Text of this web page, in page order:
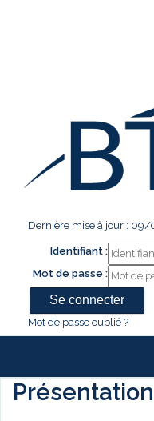
Dernière mise à jour :
Identifiant :
Mot de passe :
Mot de passe oublié ?